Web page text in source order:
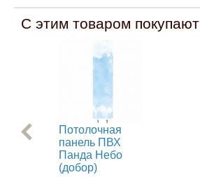
С этим товаром покупают
Потолочная
панель ПВХ
Панда Небо
(добор)